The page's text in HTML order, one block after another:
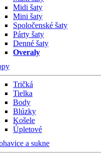
Midi šaty
Mini šaty
Spoločenské šaty
Párty šaty
Denné šaty
Overaly
Tričká
Tielka
Body
Blúzky
Košele
Úpletové
a sukne